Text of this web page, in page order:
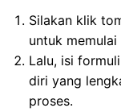
Silakan klik
untuk
Lalu, isi
diri yang
proses.